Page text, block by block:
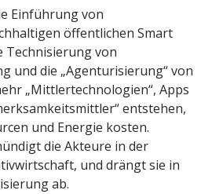
Einführung von
öffentlichen Smart
Technisierung von
und die „Agenturisierung“ von
„Mittlertechnologien“, Apps
entstehen,
und Energie kosten.
die Akteure in der
und drängt sie in
ab.